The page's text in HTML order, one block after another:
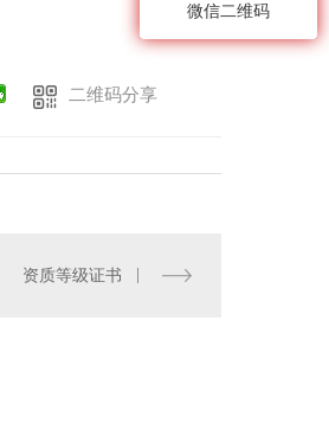
二维码分享
资质等级证书
微信二维码